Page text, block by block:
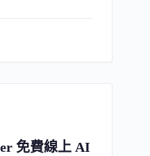
免費線上 AI